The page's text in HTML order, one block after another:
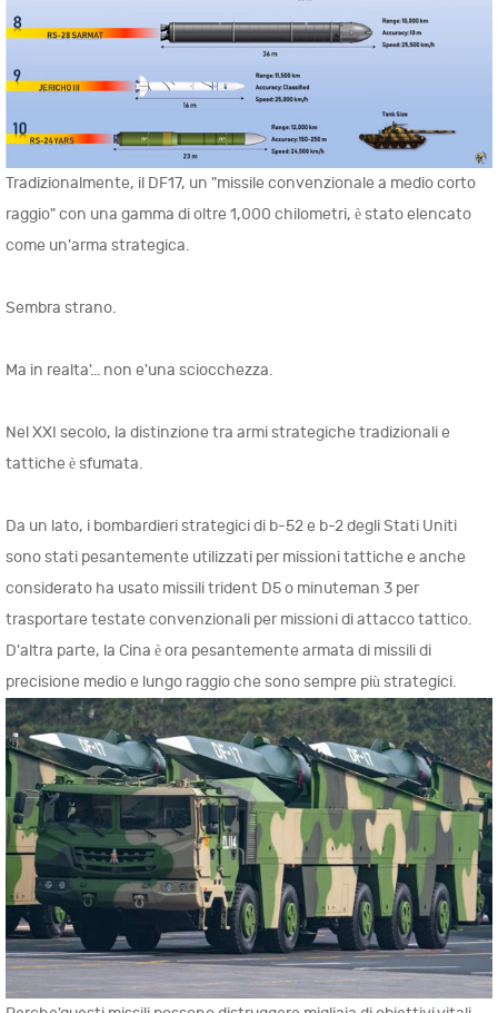
Tradizionalmente, il DF17, un "missile convenzionale a medio corto
raggio" con una gamma di oltre 1,000 chilometri, è stato elencato
come un'arma strategica.
Sembra strano.
Ma in realta'... non e'una sciocchezza.
Nel XXI secolo, la distinzione tra armi strategiche tradizionali e
tattiche è sfumata.
Da un lato, i bombardieri strategici di b-52 e b-2 degli Stati Uniti
sono stati pesantemente utilizzati per missioni tattiche e anche
considerato ha usato missili trident D5 o minuteman 3 per
trasportare testate convenzionali per missioni di attacco tattico.
D'altra parte, la Cina è ora pesantemente armata di missili di
precisione medio e lungo raggio che sono sempre più strategici.